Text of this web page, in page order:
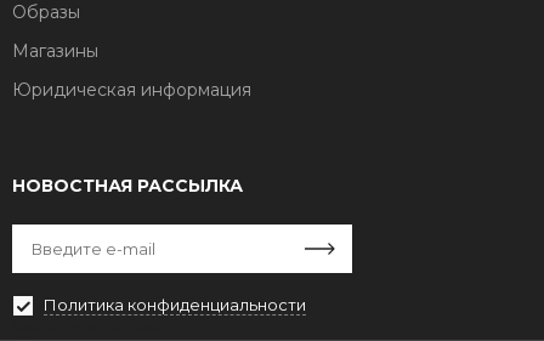
Образы
Магазины
Юридическая информация
НОВОСТНАЯ РАССЫЛКА
Политика конфиденциальности